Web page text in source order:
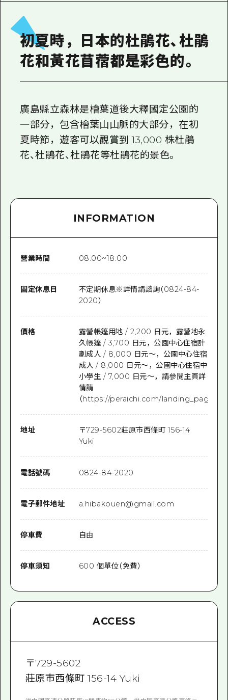
志願者指南
廣島視頻
災難發生期間的交通資訊
廣島縣觀光宣傳冊
初夏時，日本的杜鵑花、杜鵑
花和黃花苜蓿都是彩色的。
廣島縣立森林是檜葉道後大釋國定公園的
一部分，包含檜葉山山脈的大部分，在初
夏時節，遊客可以觀賞到 13,000 株杜鵑
花、杜鵑花、杜鵑花等杜鵑花的景色。
INFORMATION
營業時間 08:00~18:00
固定休息日
不定期休息※詳情請諮詢（0824-84-
2020）
價格
露營帳篷用地 / 2,200 日元，露營地永
久帳篷 / 3,700 日元，公園中心住宿計
劃成人 / 8,000 日元〜，公園中心住宿
成人 / 8,000 日元〜，公園中心住宿中
小學生 / 7,000 日元〜，請參閱主頁詳
情請
（https://peraichi.com/landing_pages/
地址 〒729-5602莊原市西條町 156-14
Yuki
電話號碼 0824-84-2020
電子郵件地址 a.hibakouen@gmail.com
停車費 自由
停車須知 600 個單位（免費）
ACCESS
〒729-5602
莊原市西條町 156-14 Yuki